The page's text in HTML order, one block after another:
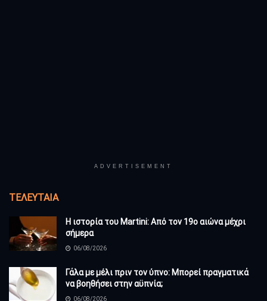
ADVERTISEMENT
ΤΕΛΕΥΤΑΊΑ
Η ιστορία του Martini: Από τον 19ο αιώνα μέχρι
σήμερα
06/08/2026
Γάλα με μέλι πριν τον ύπνο: Μπορεί πραγματικά
να βοηθήσει στην αϋπνία;
06/08/2026